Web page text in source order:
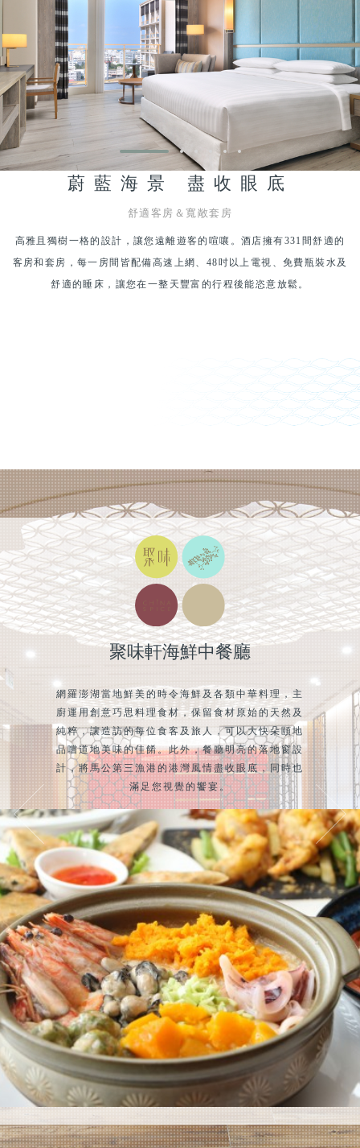
蔚藍海景 盡收眼底
舒適客房＆寬敞套房
高雅且獨樹一格的設計，讓您遠離遊客的喧嚷。酒店擁有331間舒適的
客房和套房，每一房間皆配備高速上網、48吋以上電視、免費瓶裝水及
舒適的睡床，讓您在一整天豐富的行程後能恣意放鬆。
聚味軒海鮮中餐廳
網羅澎湖當地鮮美的時令海鮮及各類中華料理，主
廚運用創意巧思料理食材，保留食材原始的天然及
純粹，讓造訪的每位食客及旅人，可以大快朵頤地
品嚐道地美味的佳餚。此外，餐廳明亮的落地窗設
計，將馬公第三漁港的港灣風情盡收眼底，同時也
滿足您視覺的饗宴。